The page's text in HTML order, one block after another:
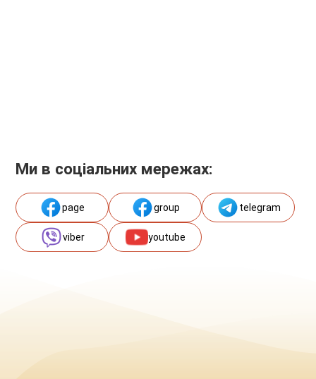
Ми в соціальних мережах:
page group telegram
viber youtube